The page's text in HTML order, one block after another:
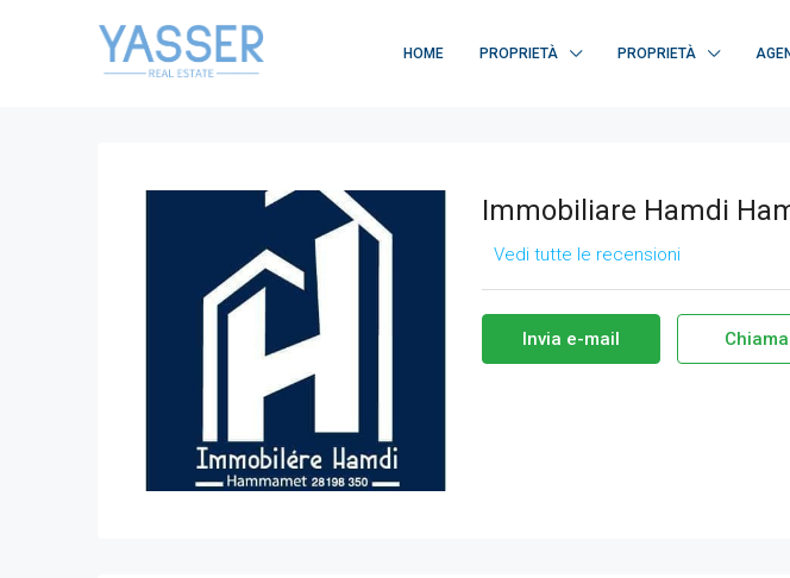
HOME PROPRIETÀ PROPRIETÀ
Immobiliare Hamdi
Vedi tutte le recensioni
Invia e-mail